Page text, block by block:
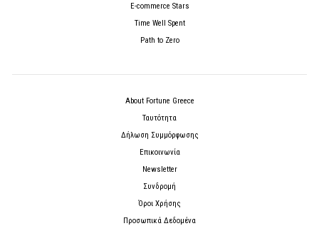
E-commerce Stars
Time Well Spent
Path to Zero
About Fortune Greece
Ταυτότητα
Δήλωση Συμμόρφωσης
Επικοινωνία
Newsletter
Συνδρομή
Όροι Χρήσης
Προσωπικά Δεδομένα